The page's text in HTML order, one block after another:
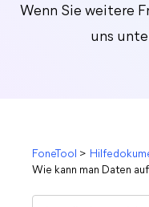
Wenn Sie weitere
uns
FoneTool >
Wie kann man Daten